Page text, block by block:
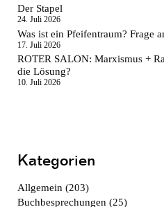
Der Stapel
24. Juli 2026
Was ist ein Pfeifentraum? Frage
17. Juli 2026
ROTER SALON: Marxismus +
die Lösung?
10. Juli 2026
Kategorien
Allgemein (203)
Buchbesprechungen (25)